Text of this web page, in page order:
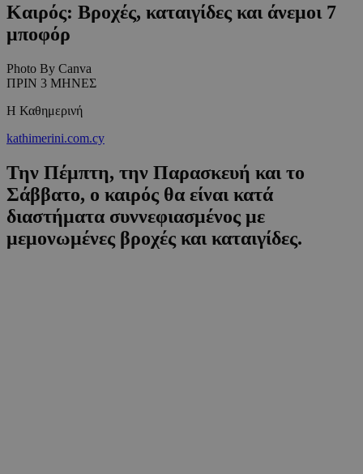
Καιρός: Βροχές, καταιγίδες και άνεμοι 7
μποφόρ
Photo By Canva
ΠΡΙΝ 3 ΜΗΝΕΣ
Η Καθημερινή
kathimerini.com.cy
Την Πέμπτη, την Παρασκευή και το
Σάββατο, ο καιρός θα είναι κατά
διαστήματα συννεφιασμένος με
μεμονωμένες βροχές και καταιγίδες.